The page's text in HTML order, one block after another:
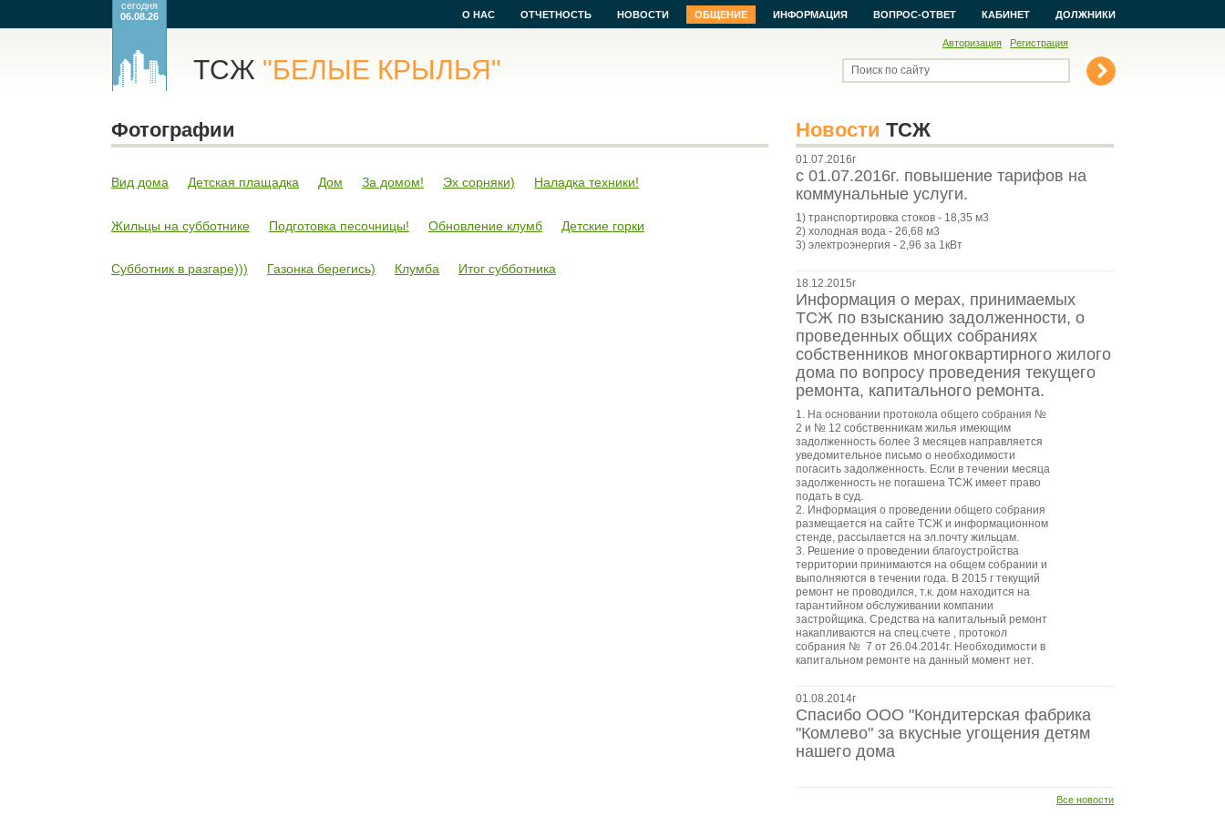
ТСЖ "БЕЛЫЕ КРЫЛЬЯ"
Авторизация Регистрация
Поиск по сайту
сегодня
06.08.26
О НАС ОТЧЕТНОСТЬ НОВОСТИ ОБЩЕНИЕ ИНФОРМАЦИЯ ВОПРОС-ОТВЕТ КАБИНЕТ ДОЛЖНИКИ
Новости ТСЖ
01.07.2016г
с 01.07.2016г. повышение тарифов на
коммунальные услуги.
1) транспортировка стоков - 18,35 м3
2) холодная вода - 26,68 м3
3) электроэнергия - 2,96 за 1кВт
18.12.2015г
Информация о мерах, принимаемых
ТСЖ по взысканию задолженности, о
проведенных общих собраниях
собственников многоквартирного жилого
дома по вопросу проведения текущего
ремонта, капитального ремонта.
1. На основании протокола общего собрания №
2 и № 12 собственникам жилья имеющим
задолженность более 3 месяцев направляется
уведомительное письмо о необходимости
погасить задолженность. Если в течении месяца
задолженность не погашена ТСЖ имеет право
подать в суд.
2. Информация о проведении общего собрания
размещается на сайте ТСЖ и информационном
стенде, рассылается на эл.почту жильцам.
3. Решение о проведении благоустройства
территории принимаются на общем собрании и
выполняются в течении года. В 2015 г текущий
ремонт не проводился, т.к. дом находится на
гарантийном обслуживании компании
застройщика. Средства на капитальный ремонт
накапливаются на спец.счете , протокол
собрания № 7 от 26.04.2014г. Необходимости в
капитальном ремонте на данный момент нет.
01.08.2014г
Спасибо ООО "Кондитерская фабрика
"Комлево" за вкусные угощения детям
нашего дома
Все новости
Фотографии
Вид дома Детская плащадка Дом За домом! Эх сорняки) Наладка техники!
Жильцы на субботнике Подготовка песочницы! Обновление клумб Детские горки
Субботник в разгаре))) Газонка берегись) Клумба Итог субботника